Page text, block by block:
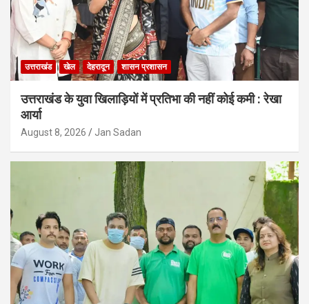
उत्तराखंड खेल देहरादून शासन प्रशासन
उत्तराखंड के युवा खिलाड़ियों में प्रतिभा की नहीं कोई कमी : रेखा
आर्या
August 8, 2026 Jan Sadan